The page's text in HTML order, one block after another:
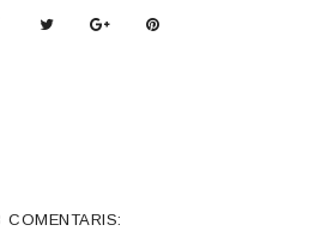
COMENTARIS: